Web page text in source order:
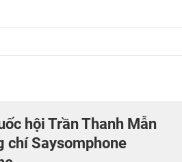
hội Trần Thanh Mẫn
chí Saysomphone